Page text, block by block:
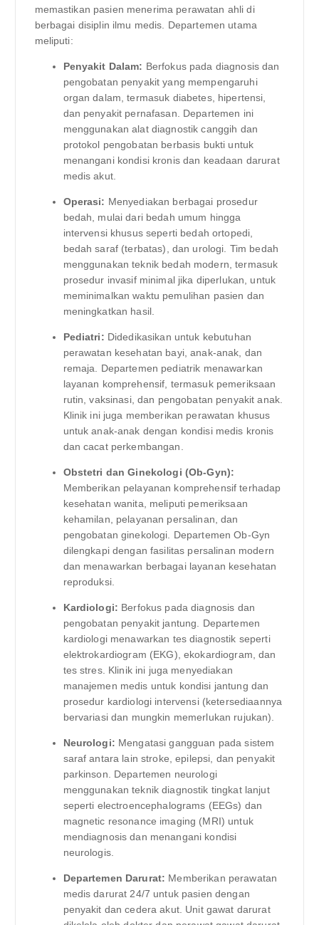
memastikan pasien menerima perawatan ahli di
berbagai disiplin ilmu medis. Departemen utama
meliputi:
Penyakit Dalam: Berfokus pada diagnosis dan
pengobatan penyakit yang mempengaruhi
organ dalam, termasuk diabetes, hipertensi,
dan penyakit pernafasan. Departemen ini
menggunakan alat diagnostik canggih dan
protokol pengobatan berbasis bukti untuk
menangani kondisi kronis dan keadaan darurat
medis akut.
Operasi: Menyediakan berbagai prosedur
bedah, mulai dari bedah umum hingga
intervensi khusus seperti bedah ortopedi,
bedah saraf (terbatas), dan urologi. Tim bedah
menggunakan teknik bedah modern, termasuk
prosedur invasif minimal jika diperlukan, untuk
meminimalkan waktu pemulihan pasien dan
meningkatkan hasil.
Pediatri: Didedikasikan untuk kebutuhan
perawatan kesehatan bayi, anak-anak, dan
remaja. Departemen pediatrik menawarkan
layanan komprehensif, termasuk pemeriksaan
rutin, vaksinasi, dan pengobatan penyakit anak.
Klinik ini juga memberikan perawatan khusus
untuk anak-anak dengan kondisi medis kronis
dan cacat perkembangan.
Obstetri dan Ginekologi (Ob-Gyn):
Memberikan pelayanan komprehensif terhadap
kesehatan wanita, meliputi pemeriksaan
kehamilan, pelayanan persalinan, dan
pengobatan ginekologi. Departemen Ob-Gyn
dilengkapi dengan fasilitas persalinan modern
dan menawarkan berbagai layanan kesehatan
reproduksi.
Kardiologi: Berfokus pada diagnosis dan
pengobatan penyakit jantung. Departemen
kardiologi menawarkan tes diagnostik seperti
elektrokardiogram (EKG), ekokardiogram, dan
tes stres. Klinik ini juga menyediakan
manajemen medis untuk kondisi jantung dan
prosedur kardiologi intervensi (ketersediaannya
bervariasi dan mungkin memerlukan rujukan).
Neurologi: Mengatasi gangguan pada sistem
saraf antara lain stroke, epilepsi, dan penyakit
parkinson. Departemen neurologi
menggunakan teknik diagnostik tingkat lanjut
seperti electroencephalograms (EEGs) dan
magnetic resonance imaging (MRI) untuk
mendiagnosis dan menangani kondisi
neurologis.
Departemen Darurat: Memberikan perawatan
medis darurat 24/7 untuk pasien dengan
penyakit dan cedera akut. Unit gawat darurat